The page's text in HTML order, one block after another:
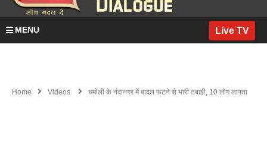
MENU Live TV
Home Videos चमोली के नंदानगर में बादल फटने से भारी तबाही, 10 लोग लापता